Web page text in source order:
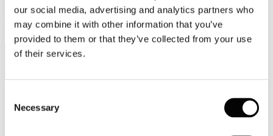
our social media, advertising and analytics partners who
may combine it with other information that you’ve
provided to them or that they’ve collected from your use
of their services.
Selection
Necessary
Viale Pasteur, 8/10 - 00144 Roma
Tel. +39 06-591.91.31/40
Fax. +39 06-591.0876
Home